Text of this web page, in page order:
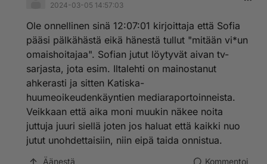
2024-03-05 14:57:03
Ole onnellinen sinä 12:07:01 kirjoittaja että Sofia
pääsi pälkähästä eikä hänestä tullut "mitään vi*un
omaishoitajaa". Sofian jutut löytyvät aivan tv-
sarjasta, jota esim. Iltalehti on mainostanut
ahkerasti ja sitten Katiska-
huumeoikeudenkäyntien mediaraportoinneista.
Veikkaan että aika moni muukin näkee noita
juttuja juuri siellä joten jos haluat että kaikki nuo
jutut unohdettaisiin, niin eipä taida onnistua.
Äänestä Kommentoi